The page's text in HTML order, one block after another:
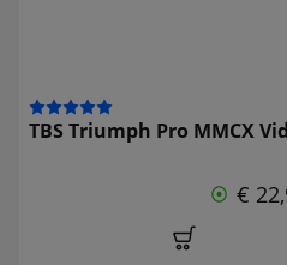
TBS Triumph Pro MMCX
€